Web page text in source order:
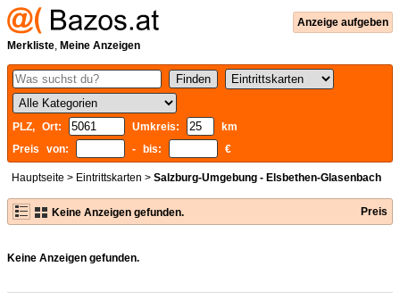
Anzeige aufgeben
Merkliste, Meine Anzeigen
PLZ, Ort: Umkreis:
km
Preis von:
- bis: €
Hauptseite > Eintrittskarten > Salzburg-Umgebung - Elsbethen-Glasenbach
Keine Anzeigen gefunden. Preis
Keine Anzeigen gefunden.